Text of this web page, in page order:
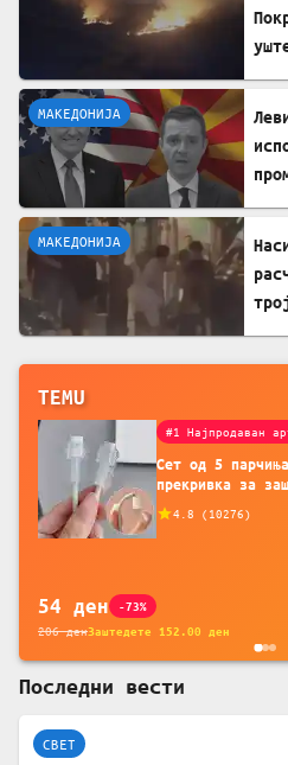
МАКЕДОНИЈА
МАКЕДОНИЈА
TEMU
#1 Најпродаван
Сет од 5
прекривка за
додатоци за
батерија, за
4.8 ( 10276)
54 ден -73%
206денЗаштедете 152.00 ден
Последни вести
СВЕТ